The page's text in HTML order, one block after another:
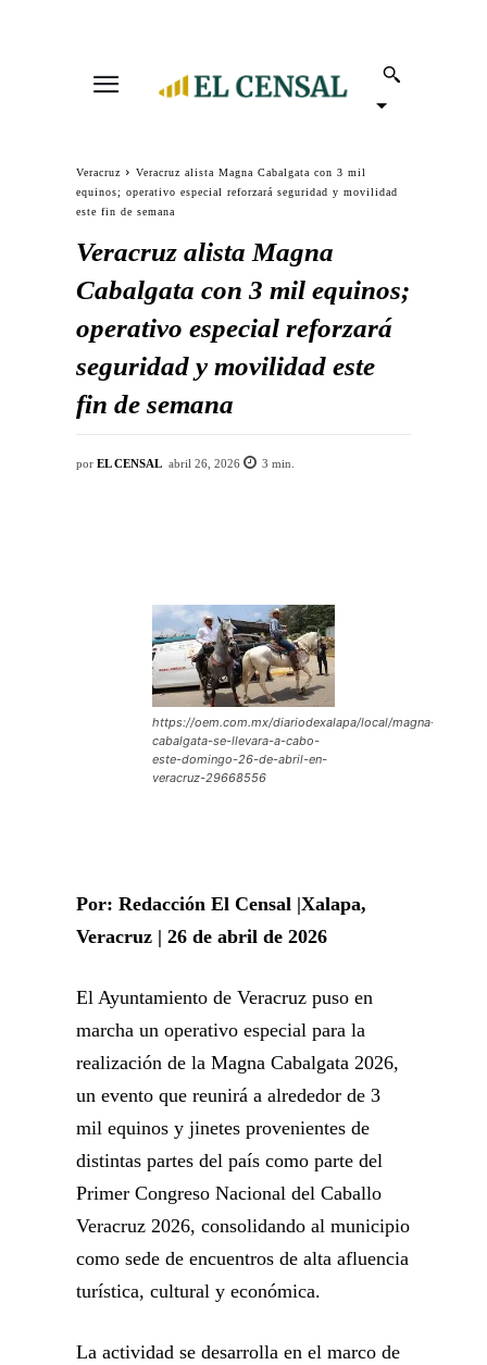
Veracruz
Veracruz alista Magna Cabalgata con 3 mil
equinos; operativo especial reforzará seguridad y movilidad
este fin de semana
Veracruz alista Magna
Cabalgata con 3 mil equinos;
operativo especial reforzará
seguridad y movilidad este
fin de semana
por EL CENSAL abril 26, 2026 3 min.
https://oem.com.mx/diariodexalapa/local/magna-
cabalgata-se-llevara-a-cabo-
este-domingo-26-de-abril-en-
veracruz-29668556
Por: Redacción El Censal |Xalapa,
Veracruz | 26 de abril de 2026
El Ayuntamiento de Veracruz puso en
marcha un operativo especial para la
realización de la Magna Cabalgata 2026,
un evento que reunirá a alrededor de 3
mil equinos y jinetes provenientes de
distintas partes del país como parte del
Primer Congreso Nacional del Caballo
Veracruz 2026, consolidando al municipio
como sede de encuentros de alta afluencia
turística, cultural y económica.
La actividad se desarrolla en el marco de